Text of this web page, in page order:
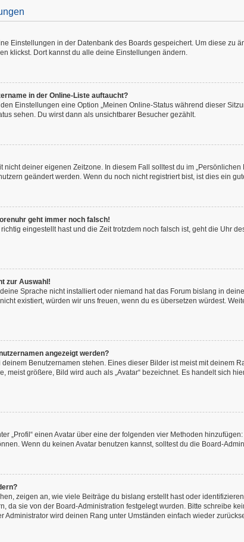
Einstellungen in der Datenbank des Boards gespeichert. Um diese zu
klickst. Dort kannst du alle deine Einstellungen ändern.
in der Online-Liste auftaucht?
Einstellungen eine Option „Meinen Online-Status während dieser
sehen. Du wirst dann als unsichtbarer Besucher gezählt.
deiner eigenen Zeitzone. In diesem Fall solltest du im
geändert werden. Wenn du noch nicht registriert bist, ist dies ein
geht immer noch falsch!
eingestellt hast und die Zeit trotzdem noch falsch ist, geht die Uhr
zur Auswahl!
Sprache nicht installiert oder niemand hat das Forum bislang in
existiert, würden wir uns freuen, wenn du es übersetzen würdest.
angezeigt werden?
Benutzernamen stehen. Eines dieser Bilder ist meist mit deinem
meist größere, Bild wird auch als „Avatar“ bezeichnet. Es handelt sich
„Profil“ einen Avatar über eine der folgenden vier Methoden
Wenn du keinen Avatar benutzen kannst, solltest du die Board-
zeigen an, wie viele Beiträge du bislang erstellt hast oder
da sie von der Board-Administration festgelegt wurden. Bitte schreibe
Administrator wird deinen Rang unter Umständen einfach wieder